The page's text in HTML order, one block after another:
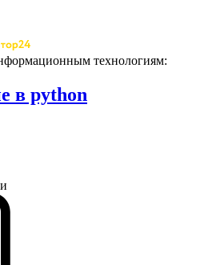
технологиям:
в python